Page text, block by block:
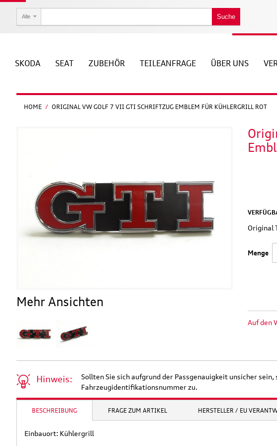
Alle Suche
SKODA SEAT ZUBEHÖR TEILEANFRAGE ÜBER UNS
HOME / ORIGINAL VW GOLF 7 VII GTI SCHRIFTZUG EMBLEM FÜR KÜHLERGRILL ROT
Mehr Ansichten
Original
Menge
Auf den
Hinweis:
Sollten Sie sich aufgrund der Passgenauigkeit unsicher
Fahrzeugidentifikationsnummer zu.
BESCHREIBUNG FRAGE ZUM ARTIKEL HERSTELLER / EU
Einbauort: Kühlergrill